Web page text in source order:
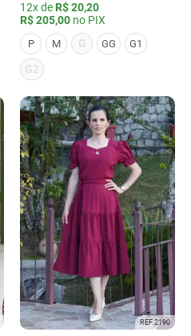
12x de R$ 20,20
R$ 205,00 no PIX
P M G GG G1
G2
REF 2190